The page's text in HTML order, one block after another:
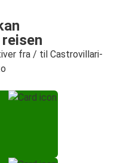
fra / til Castrovillari-